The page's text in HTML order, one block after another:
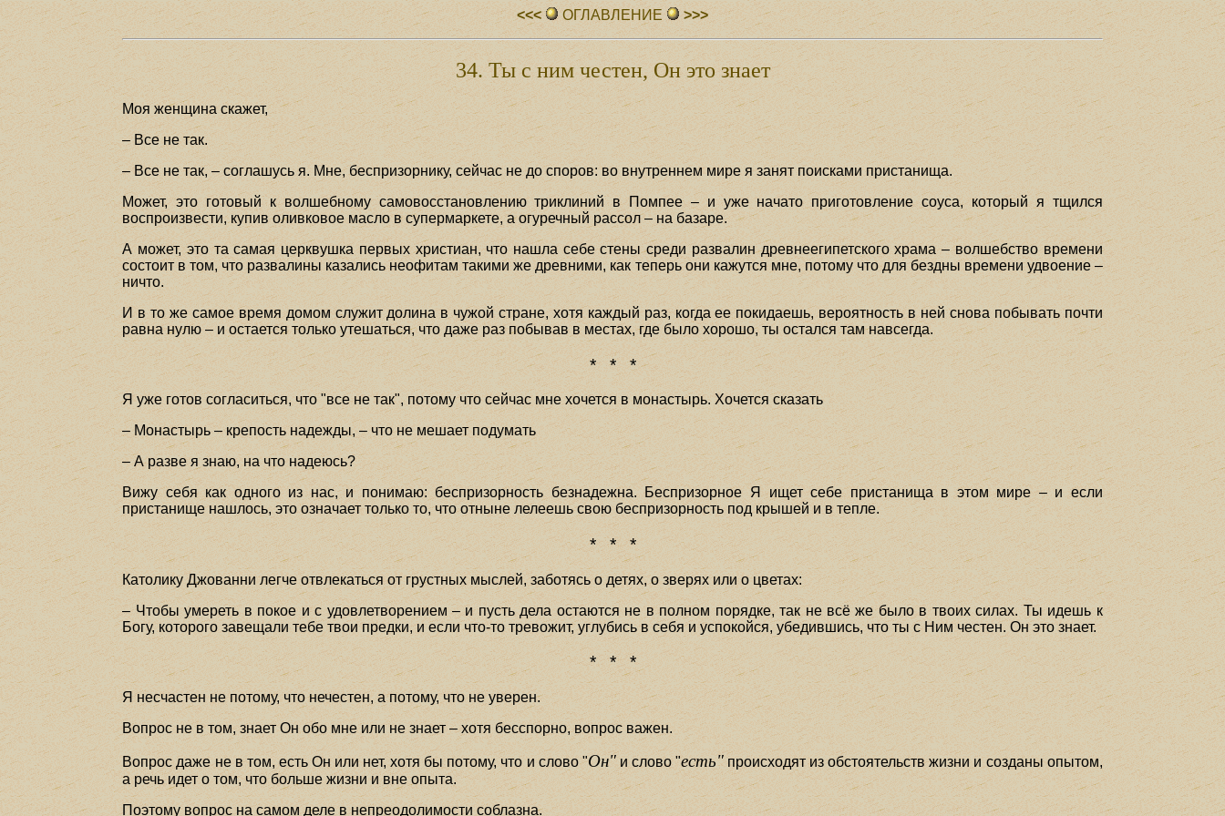
<<< ОГЛАВЛЕHИЕ >>>
34. Ты с ним честен, Он это знает
Моя женщина скажет,
– Все не так.
– Все не так, – соглашусь я. Мне, беспризорнику, сейчас не до споров: во внутреннем мире я занят поисками пристанища.
Может, это готовый к волшебному самовосстановлению триклиний в Помпее – и уже начато приготовление соуса, который я тщился
воспроизвести, купив оливковое масло в супермаркете, а огуречный рассол – на базаре.
А может, это та самая церквушка первых христиан, что нашла себе стены среди развалин древнеегипетского храма – волшебство времени
состоит в том, что развалины казались неофитам такими же древними, как теперь они кажутся мне, потому что для бездны времени удвоение –
ничто.
И в то же самое время домом служит долина в чужой стране, хотя каждый раз, когда ее покидаешь, вероятность в ней снова побывать почти
равна нулю – и остается только утешаться, что даже раз побывав в местах, где было хорошо, ты остался там навсегда.
* * *
Я уже готов согласиться, что "все не так", потому что сейчас мне хочется в монастырь. Хочется сказать
– Монастырь – крепость надежды, – что не мешает подумать
– А разве я знаю, на что надеюсь?
Вижу себя как одного из нас, и понимаю: беспризорность безнадежна. Беспризорное Я ищет себе пристанища в этом мире – и если
пристанище нашлось, это означает только то, что отныне лелеешь свою беспризорность под крышей и в тепле.
* * *
Католику Джованни легче отвлекаться от грустных мыслей, заботясь о детях, о зверях или о цветах:
– Чтобы умереть в покое и с удовлетворением – и пусть дела остаются не в полном порядке, так не всё же было в твоих силах. Ты идешь к
Богу, которого завещали тебе твои предки, и если что-то тревожит, углубись в себя и успокойся, убедившись, что ты с Ним честен. Он это знает.
* * *
Я несчастен не потому, что нечестен, а потому, что не уверен.
Вопрос не в том, знает Он обо мне или не знает – хотя бесспорно, вопрос важен.
Вопрос даже не в том, есть Он или нет, хотя бы потому, что и слово "Он"и слово "есть" происходят из обстоятельств жизни и созданы опытом,
а речь идет о том, что больше жизни и вне опыта.
Поэтому вопрос на самом деле в непреодолимости соблазна.